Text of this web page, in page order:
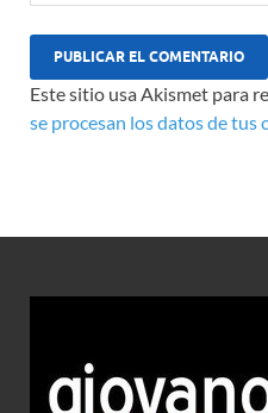
Este sitio usa Akismet para
se procesan los datos de tus